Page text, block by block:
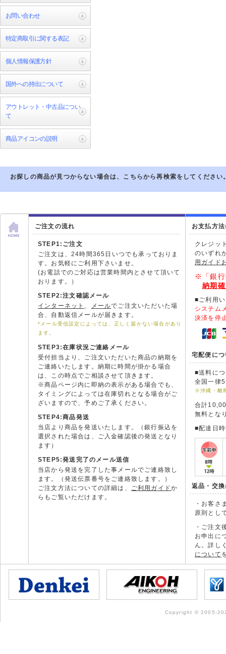
お問い合わせ
特定商取引に関する表記
個人情報保護方針
国外への持出について
アウトレット・中古品につい
て
商品アイコンの説明
お探しの商品が見つからない場合は、こちらから再検索をしてください
ご注文の流れ
STEP1:ご注文
ご注文は、24時間365日いつでも承っておりま
す。お気軽にご利用下さいませ。
(お電話でのご対応は営業時間内とさせて頂いて
おります。）
STEP2:注文確認メール
インターネット 、 メールでご注文いただいた場
合、自動返信メールが届きます。
*メール受信設定によっては、正しく届かない場合があり
ます。
STEP3:在庫状況ご連絡メール
受付担当より、ご注文いただいた商品の納期を
ご連絡いたします。納期に時間が掛かる場合
は、この時点でご相談させて頂きます。
※商品ページ内に即納の表示がある場合でも、
タイミングによっては在庫切れとなる場合がご
ざいますので、予めご了承ください。
STEP4:商品発送
当店より商品を発送いたします。（銀行振込を
選択された場合は、ご入金確認後の発送となり
ます）
STEP5:発送完了のメール送信
当店から発送を完了した事メールでご連絡致し
ます。（発送伝票番号をご連絡致します。）
ご注文方法についての詳細は、 ご利用ガイドか
らもご覧いただけます。
お支払方
クレジッ
のいずれ
用ガイド
※「銀行
納期
■ご利用
システム
決済を停
宅配便に
■送料に
全国一律
※沖縄・離
合計
無料とな
■配達日
返品・交
・お客さ
原則とし
・ご注文
お申出に
ん。詳し
について
Copyright © 2005-